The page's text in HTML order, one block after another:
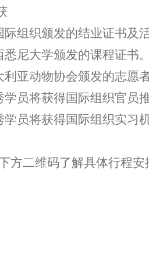
际组织颁发的结业证书及
悉尼大学颁发的课程证书
利亚动物协会颁发的志愿
学员将获得国际组织官员
学员将获得国际组织实习
下方二维码了解具体行程安